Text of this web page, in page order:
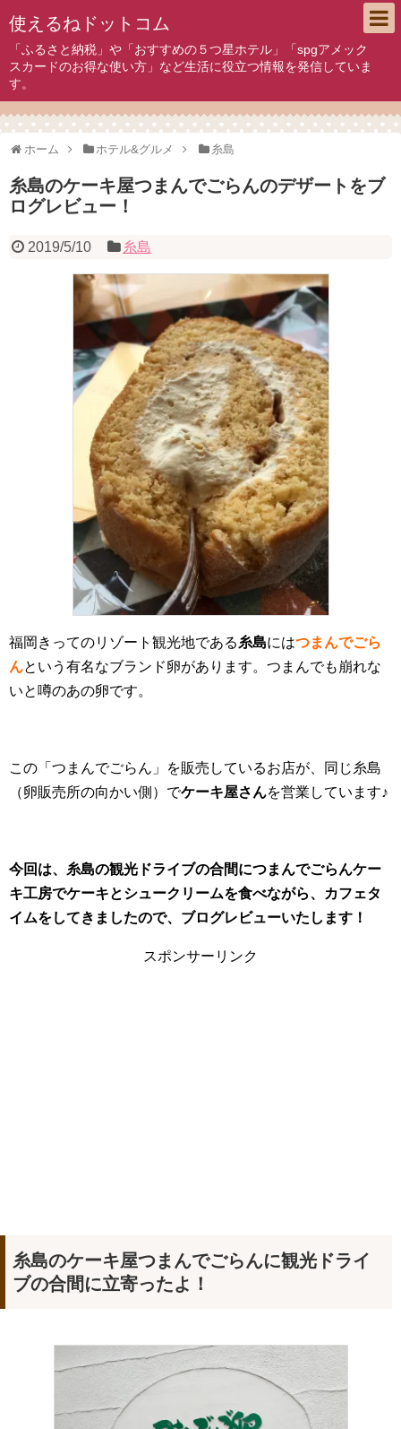
使えるねドットコム
「ふるさと納税」や「おすすめの５つ星ホテル」「spgアメック
スカードのお得な使い方」など生活に役立つ情報を発信していま
す。
ホーム ホテル&グルメ 糸島
糸島のケーキ屋つまんでごらんのデザートをブ
ログレビュー！
2019/5/10 糸島
福岡きってのリゾート観光地である 糸島にはつまんでごら
んという有名なブランド卵があります。つまんでも崩れな
いと噂のあの卵です。
この「つまんでごらん」を販売しているお店が、同じ糸島
（卵販売所の向かい側）でケーキ屋さんを営業しています♪
今回は、糸島の観光ドライブの合間につまんでごらんケー
キ工房でケーキとシュークリームを食べながら、カフェタ
イムをしてきましたので、ブログレビューいたします！
スポンサーリンク
糸島のケーキ屋つまんでごらんに観光ドライ
ブの合間に立寄ったよ！